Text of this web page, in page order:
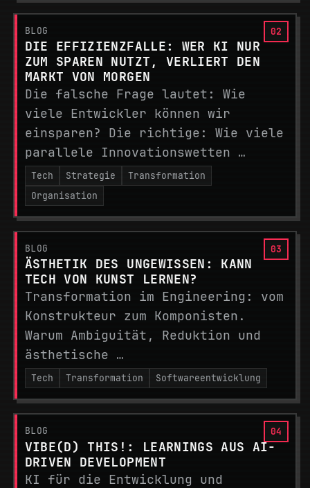
BLOG
DIE EFFIZIENZFALLE: WER KI NUR
ZUM SPAREN NUTZT, VERLIERT DEN
MARKT VON MORGEN
Die falsche Frage lautet: Wie
viele Entwickler können wir
einsparen? Die richtige: Wie viele
parallele Innovationswetten …
Tech Strategie
Transformation
Organisation
BLOG
ÄSTHETIK DES UNGEWISSEN: KANN
TECH VON KUNST LERNEN?
Transformation im Engineering: vom
Konstrukteur zum Komponisten.
Warum Ambiguität, Reduktion und
ästhetische …
Tech Transformation Softwareentwicklung
BLOG
VIBE(D) THIS!: LEARNINGS AUS AI-
DRIVEN DEVELOPMENT
KI für die Entwicklung und